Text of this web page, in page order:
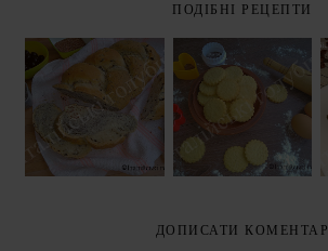
ПОДІБНІ РЕЦЕПТИ
СОЛОНИЙ
КАЛАЧИК З
ТРЬОМА
СМАКАМИ
(TRECCIA
SALATA AI TRE
ПІСОЧНЕ
ПЕЧИВО
(PASTA
FROLLA PER
BISCOTTI)
ДОПИСАТИ КОМЕНТАР